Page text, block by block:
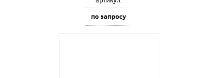
по запросу